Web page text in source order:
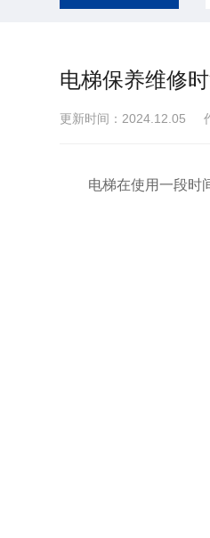
电梯保养维修
更新时间：2024.12.05
电梯在使用一段时间